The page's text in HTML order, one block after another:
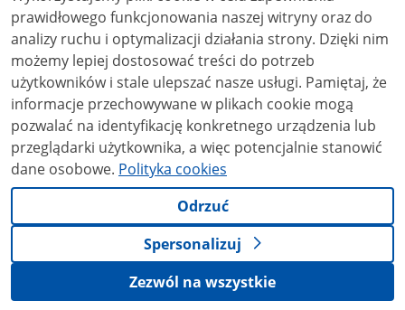
NC-ND 4.0), o ile nie jest to stwierdzone inaczej.
prawidłowego funkcjonowania naszej witryny oraz do
analizy ruchu i optymalizacji działania strony. Dzięki nim
możemy lepiej dostosować treści do potrzeb
użytkowników i stale ulepszać nasze usługi. Pamiętaj, że
informacje przechowywane w plikach cookie mogą
pozwalać na identyfikację konkretnego urządzenia lub
przeglądarki użytkownika, a więc potencjalnie stanowić
dane osobowe. Polityka cookies
Odrzuć
Spersonalizuj
Zezwól na wszystkie